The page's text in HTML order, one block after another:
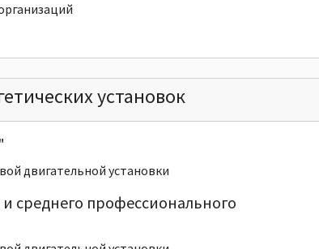
установок
двигательной установки
среднего профессионального